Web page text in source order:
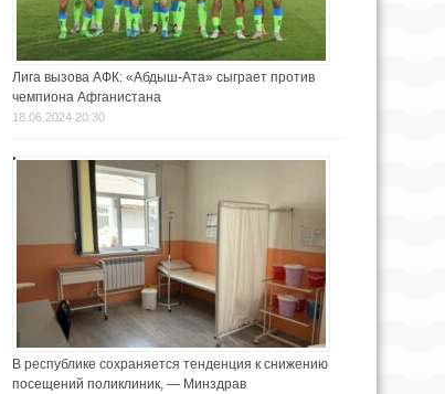
Лига вызова АФК: «Абдыш-Ата» сыграет против
чемпиона Афганистана
18.06.2024 20:30
В республике сохраняется тенденция к снижению
посещений поликлиник, — Минздрав